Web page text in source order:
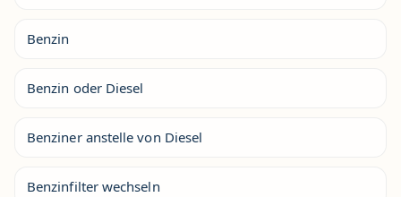
Benzin
Benzin oder Diesel
Benziner anstelle von Diesel
Benzinfilter wechseln